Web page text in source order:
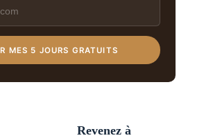
MES 5 JOURS GRATUITS
Revenez à